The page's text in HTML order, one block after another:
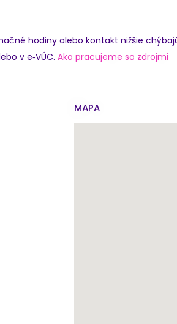
hodiny alebo kontakt nižšie
v e‑VÚC. Ako pracujeme so zdrojmi
MAPA